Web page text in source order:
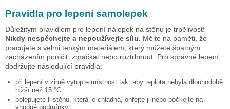
Pravidla pro lepení samolepek
Důležitým pravidlem pro lepení nálepek na stěnu je trpělivost!
Nikdy nespěchejte a nepoužívejte sílu. Mějte na paměti, že
pracujete s velmi tenkým materiálem, který můžete špatným
zacházením poničit, zmačkat nebo roztrhnout. Pro správné lepení
dodržujte následující pravidla:
při lepení v zimě vytopte místnost tak, aby teplota nebyla dlouhodobě
nižší než 15 °C
polepujete-li stěnu, která je chladná, ohřejte ji nebo počkejte na
vhodné podmínky